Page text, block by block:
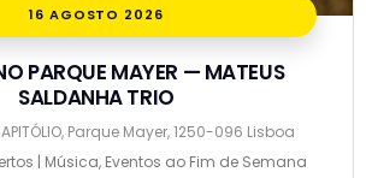
16 AGOSTO 2026
PARQUE MAYER — MATEUS
SALDANHA TRIO
Parque Mayer, 1250-096 Lisboa
| Música Eventos ao Fim de Semana